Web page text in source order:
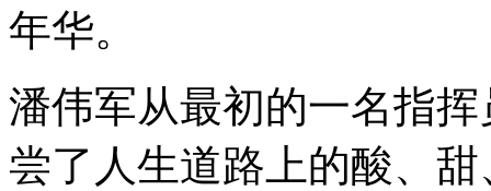
年华。
潘伟军从最初的一名指
尝了人生道路上的酸、